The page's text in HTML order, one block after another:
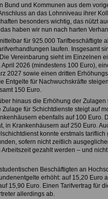
Bund und Kommunen aus dem
an das Lohnniveau ihrer
besonders wichtig, das nützt
haben wir nun nach harten
für 925.000 Tarifbeschäftigte
laufen. Insgesamt
Vereinbarung sieht im Einzelnen
April 2026 (mindestens 100 Euro),
2027 sowie einen dritten
Entgelte für Nachwuchskräfte
150 Euro.
hinaus die Erhöhung der
für Schichtdienste steigt auf
ebenfalls auf 100 Euro.
in Krankenhäusern auf 250 Euro.
konnte erstmals tariflich
sofern nicht zeitlich
gezahlt werden – und
Beschäftigten an
erhöht: auf 15,20 Euro
15,90 Euro. Einen Tarifvertrag für
allerdings ab.